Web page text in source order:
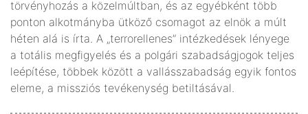
törvényhozás a közelmúltban, és az egyébként több
ponton alkotmányba ütköző csomagot az elnök a múlt
héten alá is írta. A „terrorellenes” intézkedések lényege
a totális megfigyelés és a polgári szabadságjogok teljes
leépítése, többek között a vallásszabadság egyik fontos
eleme, a missziós tevékenység betiltásával.